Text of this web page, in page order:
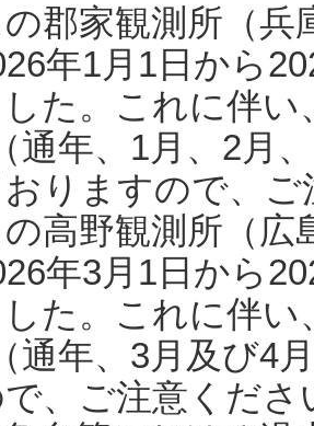
郡家観測所（
年1月1日から
た。これに伴い
通年、1月、2月
りますので、
高野観測所（
年3月1日から
た。これに伴い
通年、3月及び4
、ご注意くだ